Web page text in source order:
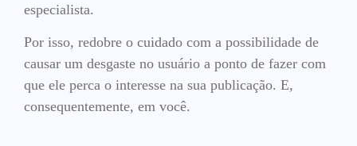
especialista.
Por isso, redobre o cuidado com a possibilidade de
causar um desgaste no usuário a ponto de fazer com
que ele perca o interesse na sua publicação. E,
consequentemente, em você.